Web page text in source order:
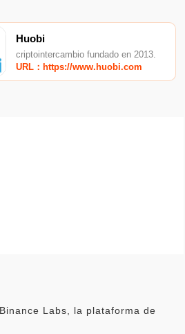
Huobi
criptointercambio fundado en 2013.
URL：https://www.huobi.com
Labs, la plataforma de